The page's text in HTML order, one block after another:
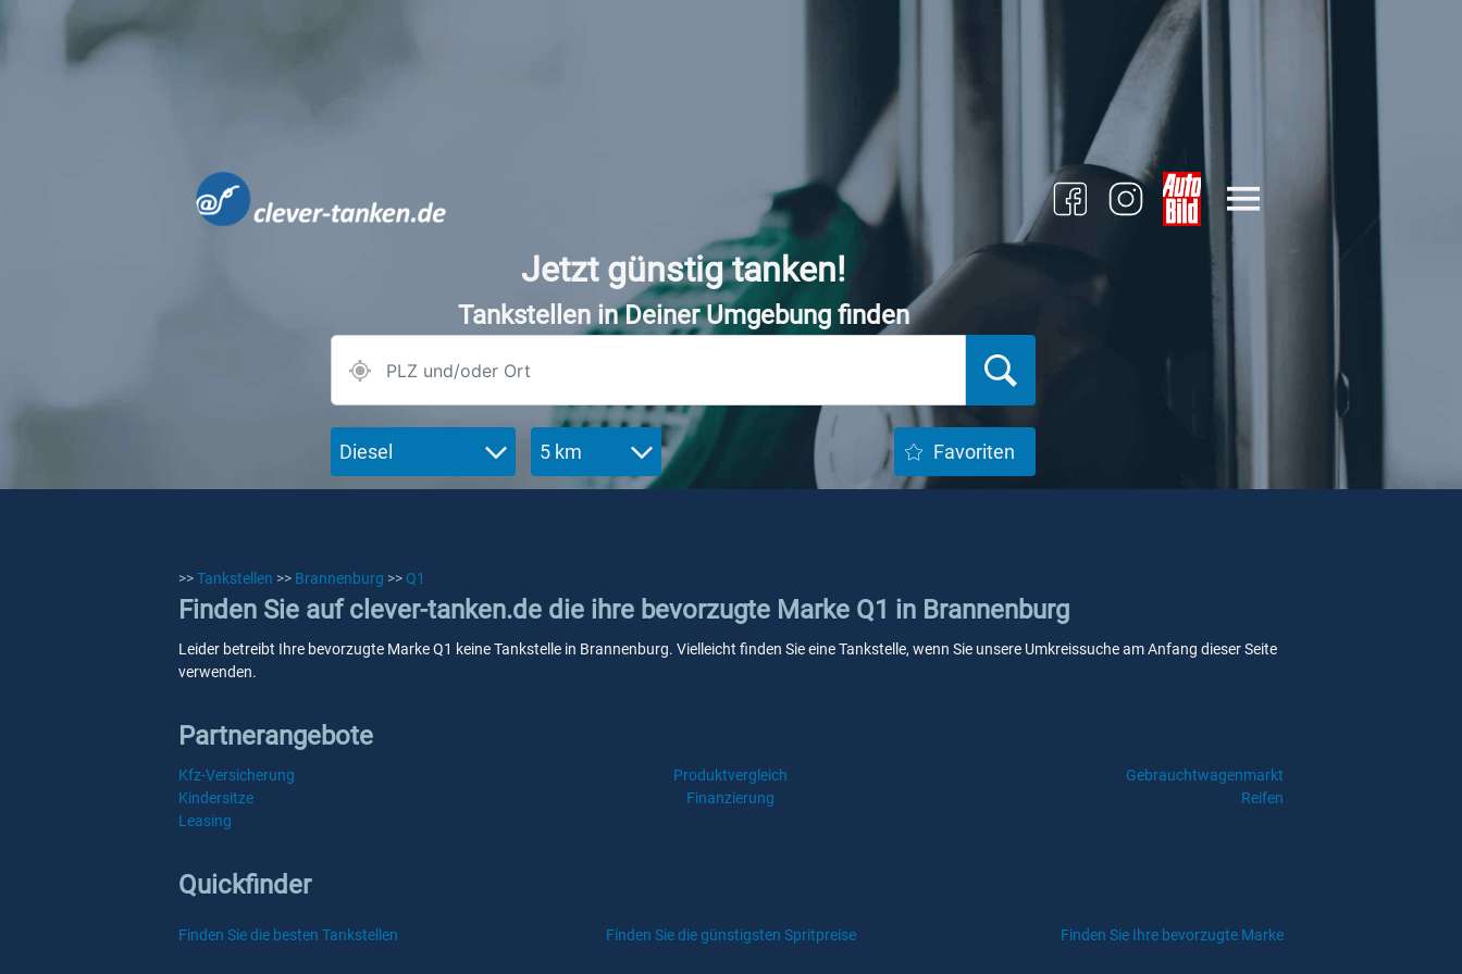
Jetzt günstig tanken!
Tankstellen in Deiner Umgebung finden
Diesel 5 km Favoriten
>>Tankstellen >> Brannenburg >> Q1
Finden Sie auf clever-tanken.de die ihre bevorzugte Marke Q1 in Brannenburg
Leider betreibt Ihre bevorzugte Marke Q1 keine Tankstelle in Brannenburg. Vielleicht finden Sie eine Tankstelle, wenn Sie unsere Umkreissuche am Anfang dieser Seite
verwenden.
Partnerangebote
Kfz-Versicherung Produktvergleich
Gebrauchtwagenmarkt
Kindersitze
Finanzierung
Reifen
Leasing
Quickfinder
Finden Sie die besten Tankstellen Finden Sie die günstigsten Spritpreise Finden Sie Ihre bevorzugte Marke